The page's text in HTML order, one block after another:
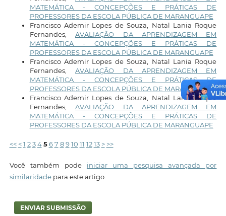
MATEMÁTICA - CONCEPÇÕES E PRÁTICAS DE
PROFESSORES DA ESCOLA PÚBLICA DE MARANGUAPE
Francisco Ademir Lopes de Souza, Natal Lania Roque
Fernandes,AVALIAÇÃO DA APRENDIZAGEM EM
MATEMÁTICA - CONCEPÇÕES E PRÁTICAS DE
PROFESSORES DA ESCOLA PÚBLICA DE MARANGUAPE
Francisco Ademir Lopes de Souza, Natal Lania Roque
Fernandes,AVALIAÇÃO DA APRENDIZAGEM EM
MATEMÁTICA - CONCEPÇÕES E PRÁTICAS DE
PROFESSORES DA ESCOLA PÚBLICA DE MARANGUAPE
Francisco Ademir Lopes de Souza, Natal Lania Roque
Fernandes,AVALIAÇÃO DA APRENDIZAGEM EM
MATEMÁTICA - CONCEPÇÕES E PRÁTICAS DE
PROFESSORES DA ESCOLA PÚBLICA DE MARANGUAPE
<< < 1 2 3 4 5 6 7 8 9 10 11 12 13 > >>
Você também pode iniciar uma pesquisa avançada por
similaridadepara este artigo.
ENVIAR SUBMISSÃO